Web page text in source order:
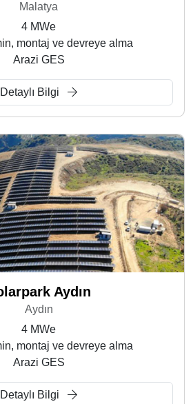
Malatya
4 MWe
montaj ve devreye alma
Arazi GES
Detaylı Bilgi
Aydın
Aydın
4 MWe
montaj ve devreye alma
Arazi GES
Detaylı Bilgi